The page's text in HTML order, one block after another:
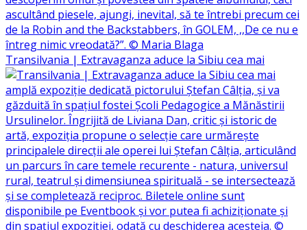
Transilvania | Extravaganza aduce la Sibiu cea mai